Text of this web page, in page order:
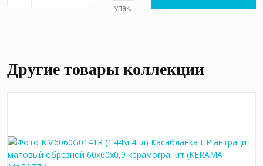
упак.
Другие товары коллекции